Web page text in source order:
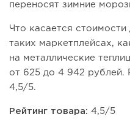
переносят зимние
Что касается стоимости
таких маркетплейсах,
на металлические
от 625 до 4 942 рублей.
4,5/5.
Рейтинг товара: 4,5/5